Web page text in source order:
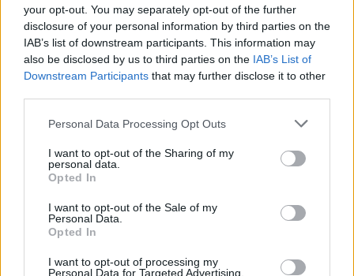
your opt-out. You may separately opt-out of the further
disclosure of your personal information by third parties on the
IAB’s list of downstream participants. This information may
also be disclosed by us to third parties on the IAB’s List of
Downstream Participants that may further disclose it to other
Personal Data Processing Opt Outs
I want to opt-out of the Sharing of my
personal data.
Opted In
I want to opt-out of the Sale of my
Personal Data.
Opted In
I want to opt-out of processing my
Personal Data for Targeted Advertising.